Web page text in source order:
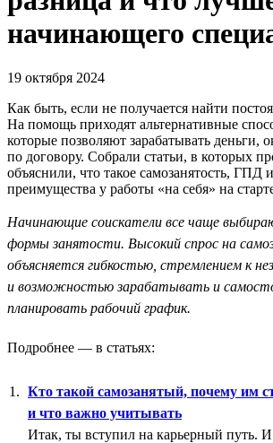
начинающего
19 октября 2024
Как быть, если не получается найти
На помощь приходят альтернативные
которые позволяют зарабатывать деньги,
по договору. Собрали статьи, в которых
объяснили, что такое самозанятость, ГПД
преимущества у работы «на себя» на
Начинающие соискатели все чаще
формы занятости. Высокий спрос на
объясняется гибкостью, стремлением к
и возможностью зарабатывать и
планировать рабочий график.
Подробнее — в статьях:
Кто такой самозанятый, почему им
и что важно учитывать
Итак, ты вступил на карьерный путь.